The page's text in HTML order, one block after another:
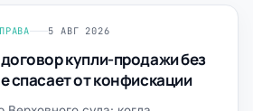
5 АВГ 2026
купли-продажи без
спасает от конфискации